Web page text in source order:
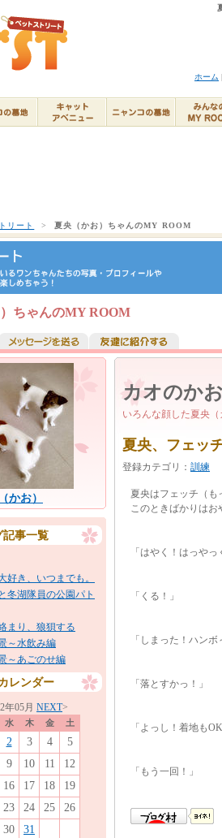
ホーム |
リート > 夏央（かお）ちゃんのMY ROOM
ちゃんのMY ROOM
かお）
記事一覧
好き、いつまでも。
冬湖隊員の公園パト
まり、狼狽する
～水飲み編
～あごのせ編
レンダー
年05月 NEXT>
水 木 金 土
2 3 4
5
9 10 11
12
16 17 18
19
23 24 25
26
30 31
カオのか
いろんな顔した夏央（
夏央、フェッ
登録カテゴリ： 訓練
夏央はフェッチ（も
このときばかりはお
「はやく！はっやっ
「くる！」
「しまった！ハンボ
「落とすかっ！」
「よっし！着地もOK
「もう一回！」